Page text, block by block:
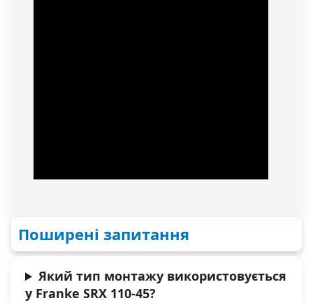
Поширені запитання
Який тип монтажу використовується
у Franke SRX 110-45?